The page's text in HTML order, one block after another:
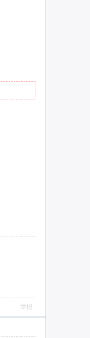
举报